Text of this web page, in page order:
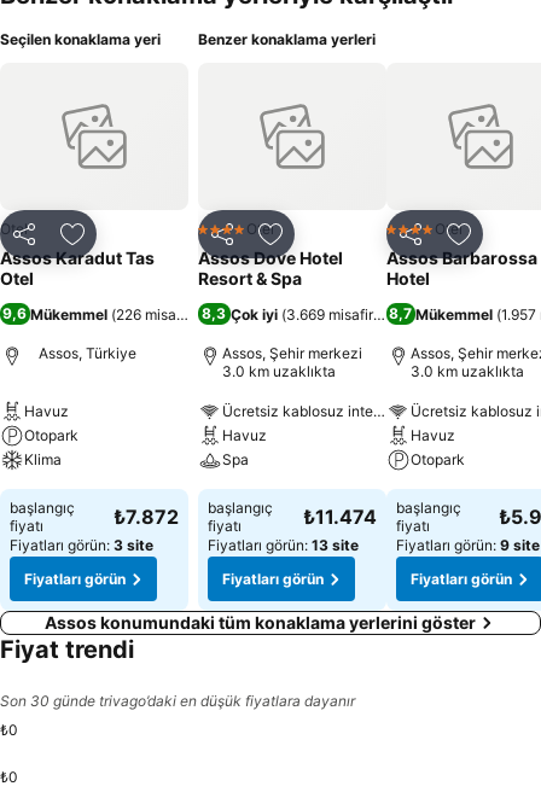
Seçilen konaklama yeri
Paylaş Favorilerime ekle
Otel
Assos Karadut Tas
Otel
9,6Mükemmel (226 misafir puanı)
Assos, Türkiye
Havuz
Otopark
Klima
başlangıç
fiyatı
₺7.872
Fiyatları görün: 3 site
Fiyatları görün
Benzer konaklama yerleri
Paylaş Favorilerime ekle
4 Yıldız Otel
Assos Dove Hotel
Resort & Spa
8,3 Çok iyi (3.669 misafir puanı)
Assos, Şehir merkezi
3.0 km uzaklıkta
Ücretsiz kablosuz internet
Havuz
Spa
başlangıç
fiyatı
₺11.474
Fiyatları görün: 13 site
Fiyatları görün
Paylaş
4 Yıldız Otel
Assos Barbarossa
Hotel
8,7Mükemmel (1.957
Assos, Şehir
3.0 km uzaklıkta
Ücretsiz kablosuz
Havuz
Otopark
başlangıç
fiyatı
Fiyatları görün: 9 site
Fiyatları görün
Assos konumundaki tüm konaklama yerlerini göster
Fiyat trendi
Son 30 günde trivago’daki en düşük fiyatlara dayanır
₺0
₺0